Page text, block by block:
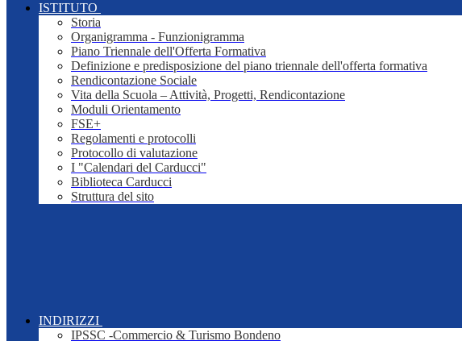
ISTITUTO
Storia
Organigramma - Funzionigramma
Piano Triennale dell'Offerta Formativa
Definizione e predisposizione del piano triennale dell'offerta formativa
Rendicontazione Sociale
Vita della Scuola – Attività, Progetti, Rendicontazione
Moduli Orientamento
FSE+
Regolamenti e protocolli
Protocollo di valutazione
I "Calendari del Carducci"
Biblioteca Carducci
Struttura del sito
INDIRIZZI
IPSSC -Commercio & Turismo Bondeno